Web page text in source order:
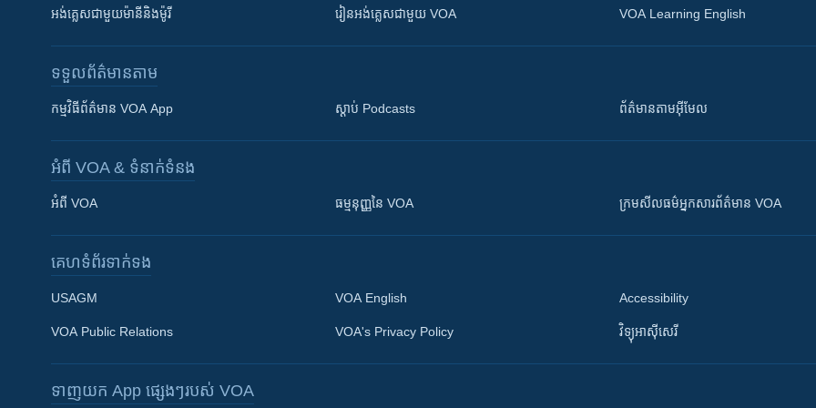
Khmer English
អង់គ្លេស​ជាមួយ​ម៉ានី​និង​ម៉ូរី រៀន​​​​​​អង់គ្លេស​​ជាមួយ VOA VOA Learning English
ទទួល​ព័ត៌មាន​តាម
កម្មវិធី​ព័ត៌មាន VOA App ស្តាប់ Podcasts ព័ត៌មាន​តាម​អ៊ីមែល
អំពី​ VOA & ទំនាក់ទំនង
អំពី​ VOA ធម្មនុញ្ញ​នៃ VOA ក្រម​​​សីលធម៌​​​អ្នក​​​សារព័ត៌មាន VOA
គេហទំព័រ​​ទាក់ទង
USAGM
VOA Public Relations
VOA English
VOA's Privacy Policy
Accessibility
វិទ្យុ​អាស៊ី​សេរី
ទាញយក​ App ផ្សេងៗ​របស់​ VOA